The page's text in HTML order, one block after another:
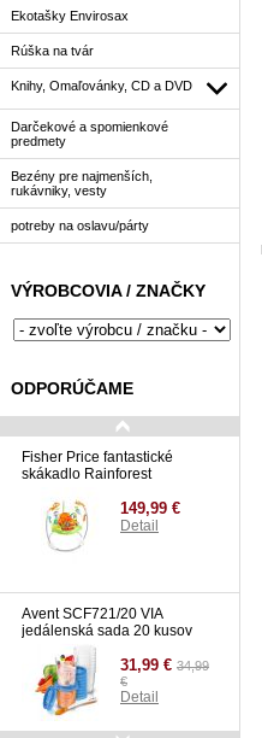
Ekotašky Envirosax
Rúška na tvár
Knihy, Omaľovánky, CD a DVD
Darčekové a spomienkové
predmety
Bezény pre najmenších,
rukávniky, vesty
potreby na oslavu/párty
VÝROBCOVIA / ZNAČKY
ODPORÚČAME
Fisher Price fantastické
skákadlo Rainforest
149,99 €
Detail
Avent SCF721/20 VIA
jedálenská sada 20 kusov
31,99 € 34,99
€
Detail